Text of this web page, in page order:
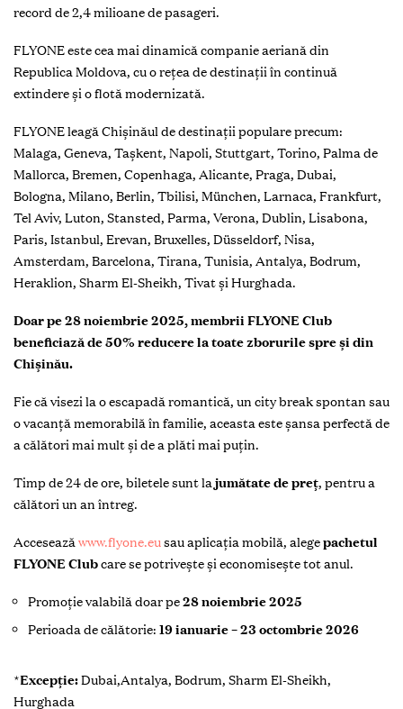
record de 2,4 milioane de pasageri.
FLYONE este cea mai dinamică companie aeriană din
Republica Moldova, cu o rețea de destinații în continuă
extindere și o flotă modernizată.
FLYONE leagă Chișinăul de destinații populare precum:
Malaga, Geneva, Tașkent, Napoli, Stuttgart, Torino, Palma de
Mallorca, Bremen, Copenhaga, Alicante, Praga, Dubai,
Bologna, Milano, Berlin, Tbilisi, München, Larnaca, Frankfurt,
Tel Aviv, Luton, Stansted, Parma, Verona, Dublin, Lisabona,
Paris, Istanbul, Erevan, Bruxelles, Düsseldorf, Nisa,
Amsterdam, Barcelona, Tirana, Tunisia, Antalya, Bodrum,
Heraklion, Sharm El-Sheikh, Tivat și Hurghada.
Doar pe 28 noiembrie 2025, membrii FLYONE Club
beneficiază de 50% reducere la toate zborurile spre și din
Chișinău.
Fie că visezi la o escapadă romantică, un city break spontan sau
o vacanță memorabilă în familie, aceasta este șansa perfectă de
a călători mai mult și de a plăti mai puțin.
Timp de 24 de ore, biletele sunt lajumătate de preț, pentru a
călători un an întreg.
Acceseazăwww.flyone.eusau aplicația mobilă, alegepachetul
FLYONE Clubcare se potrivește și economisește tot anul.
Promoție valabilă doar pe28 noiembrie 2025
Perioada de călătorie: 19 ianuarie – 23 octombrie 2026
*Excepție:Dubai,Antalya, Bodrum, Sharm El-Sheikh,
Hurghada